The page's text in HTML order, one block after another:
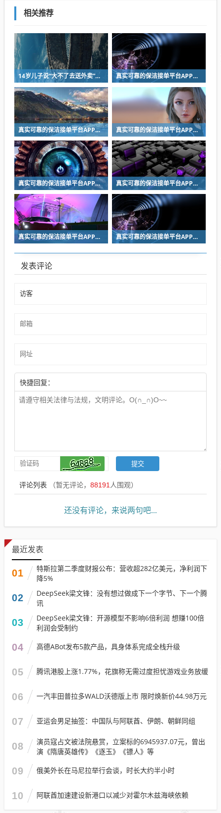
相关推荐
14岁儿子说“大不了去送外卖”，爸爸三伏天带他体验当外卖员：仅充当司机，接单等操作全让孩子自己完成；20天后父子关系破冰 真实可靠的保洁接单平台APP推荐 适合家政从业者与雇主的高效接单工具
真实可靠的保洁接单平台APP推荐 适合家政从业者与雇主的高效接单工具 真实可靠的保洁接单平台APP推荐 适合家政从业者与雇主的高效接单工具
真实可靠的保洁接单平台APP推荐 适合家政从业者与雇主的高效接单工具 真实可靠的保洁接单平台APP推荐 适合家政从业者与雇主的高效接单工具
真实可靠的保洁接单平台APP推荐 适合家政从业者与雇主的高效接单工具 真实可靠的保洁接单平台APP推荐 适合家政从业者与雇主的高效接单工具
发表评论
快捷回复：
评论列表 （暂无评论， 88191 人围观）
还没有评论，来说两句吧...
最近发表
01
特斯拉第二季度财报公布：营收超282亿美元，净利润下
降5%
02
DeepSeek梁文锋：没有想过做成下一个字节、下一个腾
讯
03
DeepSeek梁文锋：开源模型不影响6倍利润 想赚100倍
利润会受制约
04 高德ABot发布5款产品，具身体系完成全栈升级
05 腾讯港股上涨1.77%，花旗称无需过度担忧游戏业务放缓
06 一汽丰田普拉多WALD沃德版上市 限时焕新价44.98万元
07 亚运会男足抽签：中国队与阿联酋、伊朗、朝鲜同组
08
演员寇占文被法院悬赏，立案标的6945937.07元，曾出
演《隋唐英雄传》《逐玉》《镖人》等
09 俄美外长在马尼拉举行会谈，时长大约半小时
10 阿联酋加速建设新港口以减少对霍尔木兹海峡依赖